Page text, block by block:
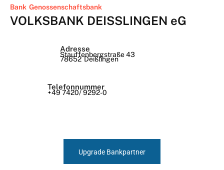
Bank Genossenschaftsbank
VOLKSBANK DEISSLINGEN eG
Adresse
Stauffenbergstraße 43
78652 Deißlingen
Telefonnummer
+49 7420/ 9292-0
Upgrade Bankpartner